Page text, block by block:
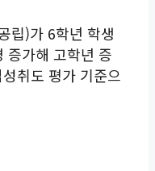
립)가 6학년 학생
증가해 고학년 증
취도 평가 기준으